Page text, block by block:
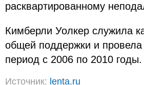
расквартированному
Кимберли Уолкер служила
общей поддержки и
период с 2006 по 2010 годы.
Источник: lenta.ru